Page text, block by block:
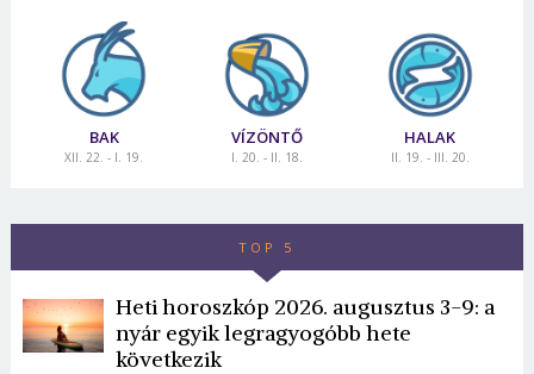
BAK
XII. 22. - I. 19.
VÍZÖNTŐ
I. 20. - II. 18.
HALAK
II. 19. - III. 20.
TOP 5
Heti horoszkóp 2026. augusztus 3-9: a
nyár egyik legragyogóbb hete
következik